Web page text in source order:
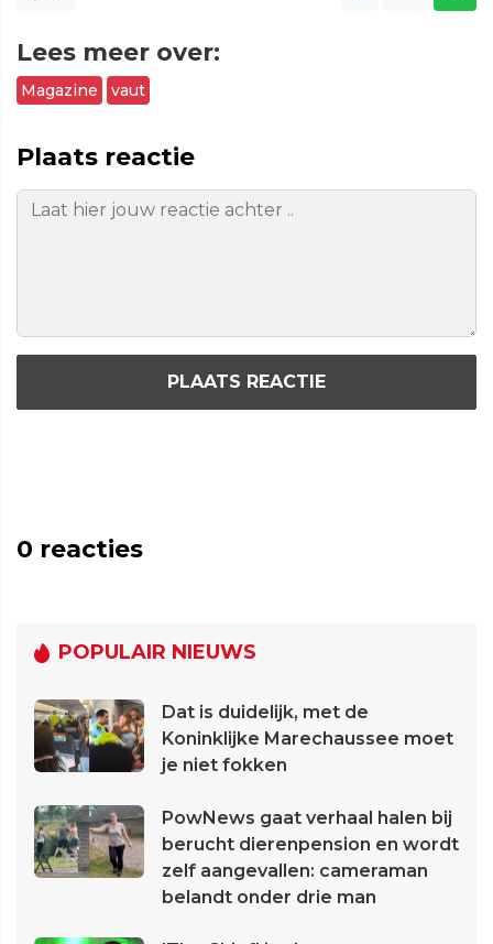
Lees meer over:
Magazine vaut
Plaats reactie
PLAATS REACTIE
0 reacties
POPULAIR NIEUWS
Dat is duidelijk, met de
Koninklijke Marechaussee moet
je niet fokken
PowNews gaat verhaal halen bij
berucht dierenpension en wordt
zelf aangevallen: cameraman
belandt onder drie man